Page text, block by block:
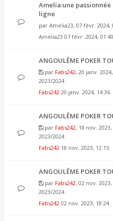
Amelia:une
ligne
par Amelia23, 07 févr. 2024,
Amelia23 07 févr. 2024, 01:40
ANGOULÊME POKER
par Fabs242, 20 janv.
2023/2024
Fabs242 20 janv. 2024, 14:36
ANGOULÊME POKER
par Fabs242, 18 nov.
2023/2024
Fabs242 18 nov. 2023, 12:15
ANGOULÊME POKER
par Fabs242, 02 nov.
2023/2024
Fabs242 02 nov. 2023, 18:24